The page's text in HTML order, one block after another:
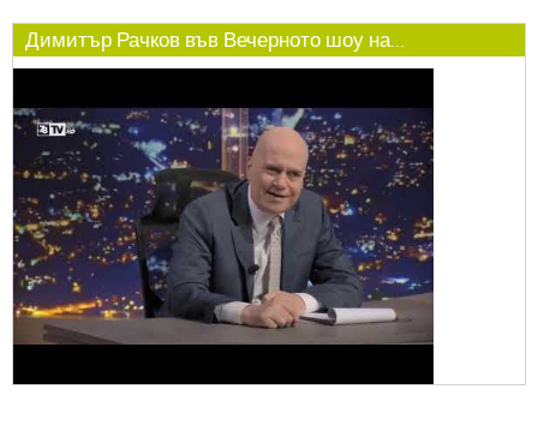
Димитър Рачков във Вечерното шоу на...